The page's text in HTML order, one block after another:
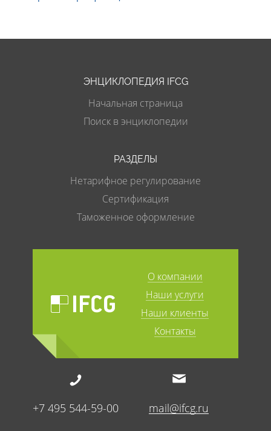
ЭНЦИКЛОПЕДИЯ IFCG
Начальная страница
Поиск в энциклопедии
РАЗДЕЛЫ
Нетарифное регулирование
Сертификация
Таможенное оформление
О компании
Наши услуги
Наши клиенты
Контакты
+7 495 544-59-00 mail@ifcg.ru